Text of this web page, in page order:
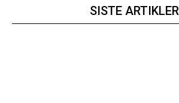
SISTE ARTIKLER